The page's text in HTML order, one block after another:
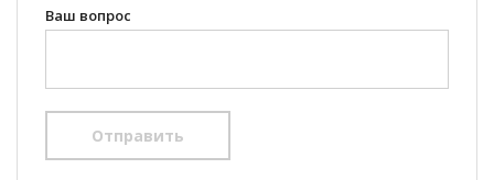
Ваш вопрос
Отправить